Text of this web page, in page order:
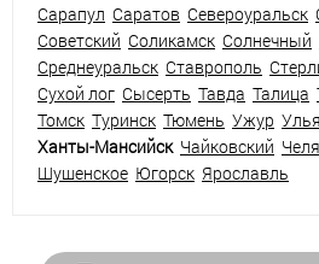
Сарапул Саратов Североуральск
Советский Соликамск Солнечный
Среднеуральск Ставрополь
Сухой лог Сысерть Тавда Талица
Томск Туринск Тюмень Ужур
Ханты-Мансийск Чайковский
Шушенское Югорск Ярославль